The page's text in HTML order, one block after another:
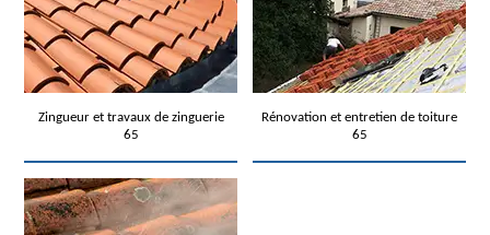
Zingueur et travaux de zinguerie
65
Rénovation et entretien de toiture
65